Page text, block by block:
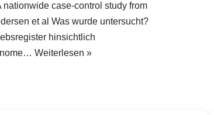
nationwide case-control study from
et al Was wurde untersucht?
hinsichtlich
Weiterlesen »